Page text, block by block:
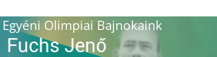
Egyéni Olimpiai Bajnokaink